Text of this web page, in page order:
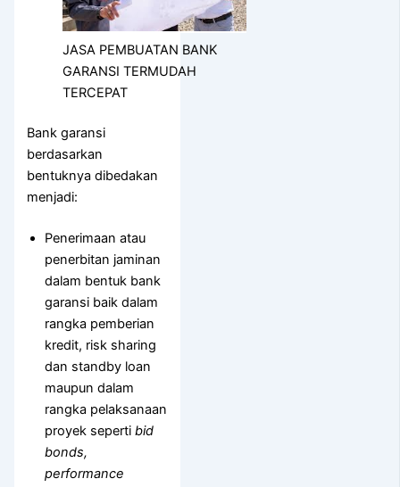
JASA PEMBUATAN BANK
GARANSI TERMUDAH
TERCEPAT
Bank garansi
berdasarkan
bentuknya dibedakan
menjadi:
Penerimaan atau
penerbitan jaminan
dalam bentuk bank
garansi baik dalam
rangka pemberian
kredit, risk sharing
dan standby loan
maupun dalam
rangka pelaksanaan
proyek sepertibid
bonds,
performance